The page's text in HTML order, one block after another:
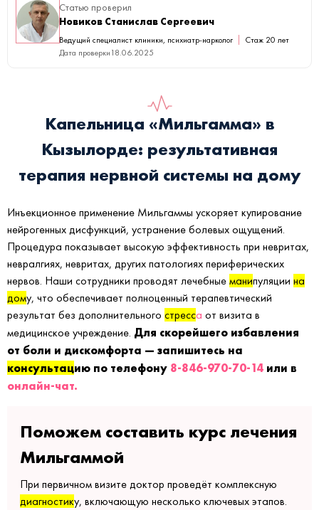
Статью проверил
Новиков Станислав Сергеевич
Ведущий специалист клиники, психиатр-нарколог
Стаж 20 лет
Дата проверки 18.06.2025
Капельница «Мильгамма» в
Кызылорде: результативная
терапия нервной системы на дому
Инъекционное применение Мильгаммы ускоряет купирование
нейрогенных дисфункций, устранение болевых ощущений.
Процедура показывает высокую эффективность при невритах,
невралгиях, невритах, других патологиях периферических
нервов. Наши сотрудники проводят лечебные манипуляции на
дому, что обеспечивает полноценный терапевтический
результат без дополнительного стресса от визита в
медицинское учреждение. Для скорейшего избавления
от боли и дискомфорта — запишитесь на
консультацию по телефону 8-846-970-70-14 или в
онлайн-чат.
Поможем составить курс лечения
Мильгаммой
При первичном визите доктор проведёт комплексную
диагностику, включающую несколько ключевых этапов.